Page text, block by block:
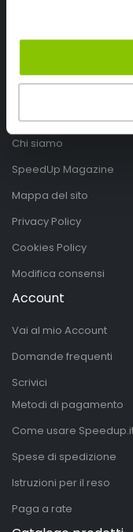
Treviso, Italy 31040
Speedup.it by Trio
Telefono0423.601555
Chi siamo
SpeedUp Magazine
Mappa del sito
Privacy Policy
Cookies Policy
Modifica consensi
Account
Vai al mio Account
Domande frequenti
Scrivici
Metodi di pagamento
Come usare
Spese di spedizione
Istruzioni per il reso
Paga a rate